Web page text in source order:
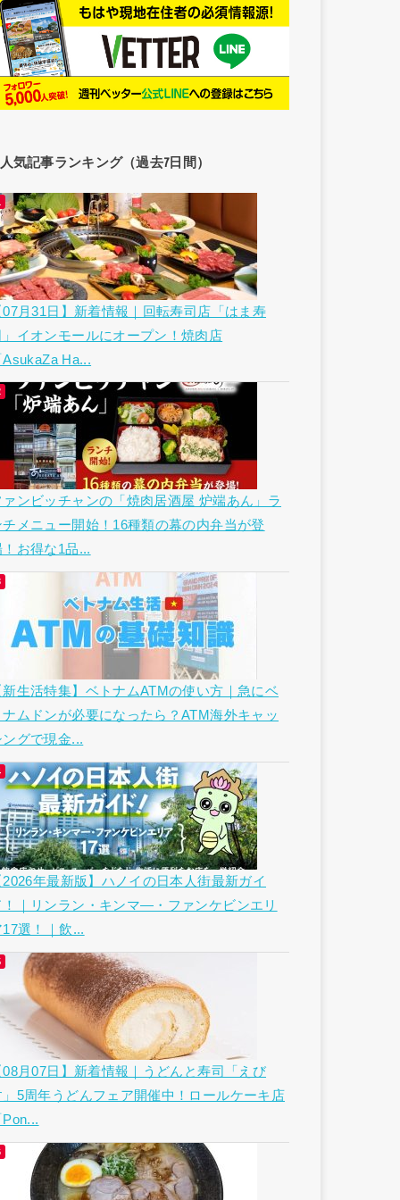
人気記事ランキング（過去7日間）
07月31日】新着情報｜回転寿司店「はま寿
」イオンモールにオープン！焼肉店
AsukaZa Ha...
ァンビッチャンの「焼肉居酒屋 炉端あん」ラ
チメニュー開始！16種類の幕の内弁当が登
！お得な1品...
新生活特集】ベトナムATMの使い方｜急にベ
ナムドンが必要になったら？ATM海外キャッ
ングで現金...
2026年最新版】ハノイの日本人街最新ガイ
！｜リンラン・キンマ―・ファンケビンエリ
17選！｜飲...
08月07日】新着情報｜うどんと寿司「えび
」5周年うどんフェア開催中！ロールケーキ店
Pon...